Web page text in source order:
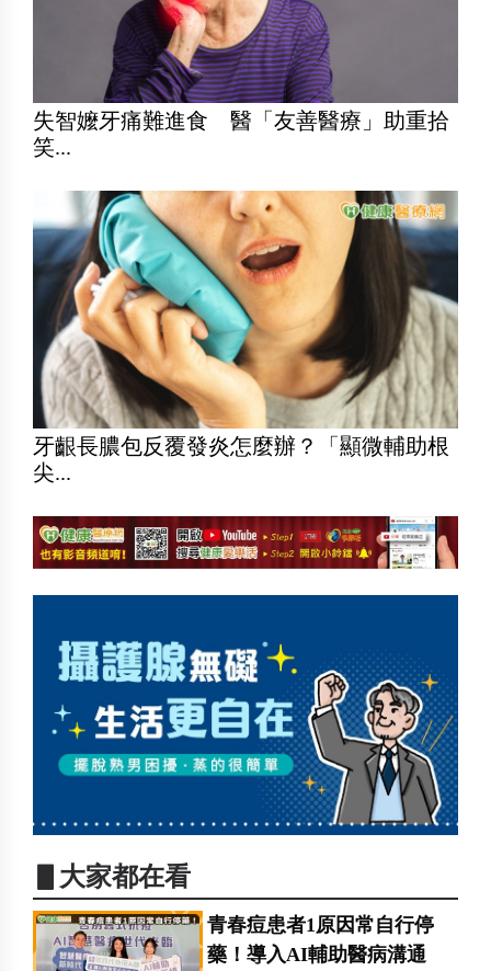
失智嬤牙痛難進食 醫「友善醫療」助重拾
笑...
牙齦長膿包反覆發炎怎麼辦？「顯微輔助根
尖...
▋大家都在看
青春痘患者1原因常自行停
藥！導入AI輔助醫病溝通